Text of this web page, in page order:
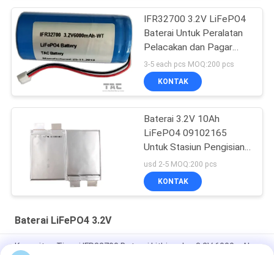
IFR32700 3.2V LiFePO4
Baterai Untuk Peralatan
Pelacakan dan Pagar
Listrik Tenaga Surya
3-5 each pcs MOQ:200 pcs
KONTAK
Baterai 3.2V 10Ah
LiFePO4 09102165
Untuk Stasiun Pengisian
Baterai Soft Pack
usd 2-5 MOQ:200 pcs
KONTAK
Baterai LiFePO4 3.2V
Kapasitas Tinggi IFR32700 Baterai Lithium Ion 3.2V 6000mAh